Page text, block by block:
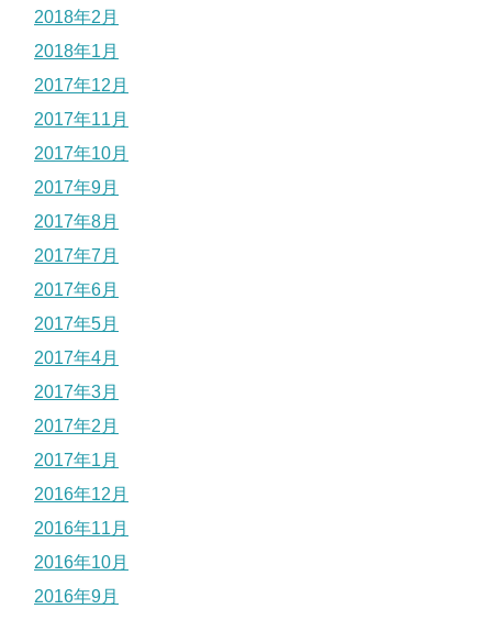
2018年2月
2018年1月
2017年12月
2017年11月
2017年10月
2017年9月
2017年8月
2017年7月
2017年6月
2017年5月
2017年4月
2017年3月
2017年2月
2017年1月
2016年12月
2016年11月
2016年10月
2016年9月